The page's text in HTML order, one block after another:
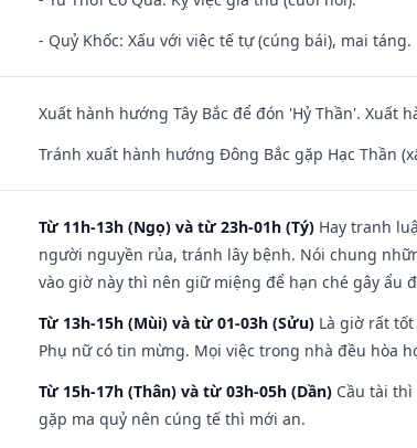
- Quỷ Khốc: Xấu với việc tế tự (cúng bái), mai táng.
Xuất hành hướng Tây Bắc để đón 'Hỷ Thần'. Xuất
Tránh xuất hành hướng Đông Bắc gặp Hạc Thần
Từ 11h-13h (Ngọ) và từ 23h-01h (Tý) Hay tranh
người nguyền rủa, tránh lây bệnh. Nói chung
vào giờ này thì nên giữ miệng để hạn ché gây ẩu
Từ 13h-15h (Mùi) và từ 01-03h (Sửu) Là giờ rất
Phụ nữ có tin mừng. Mọi việc trong nhà đều hòa
Từ 15h-17h (Thân) và từ 03h-05h (Dần) Cầu tài
gặp ma quỷ nên cúng tế thì mới an.